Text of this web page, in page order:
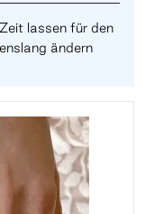
lassen für den
ändern